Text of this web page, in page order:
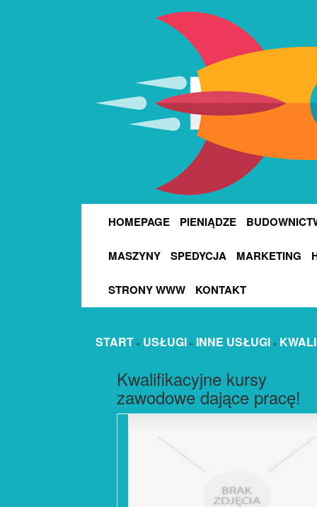
HOMEPAGE PIENIĄDZE
MASZYNY SPEDYCJA MARKETING
STRONY WWW KONTAKT
START » USŁUGI » INNE USŁUGI »
Kwalifikacyjne kursy
zawodowe dające pracę!